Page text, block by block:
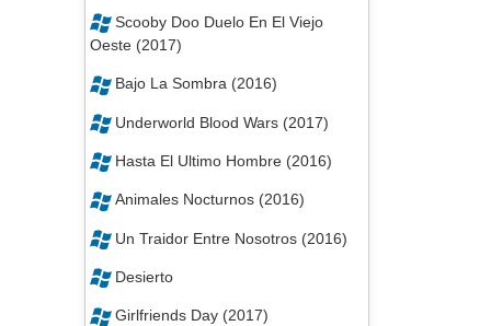
Scooby Doo Duelo En El Viejo
Oeste (2017)
Bajo La Sombra (2016)
Underworld Blood Wars (2017)
Hasta El Ultimo Hombre (2016)
Animales Nocturnos (2016)
Un Traidor Entre Nosotros (2016)
Desierto
Girlfriends Day (2017)